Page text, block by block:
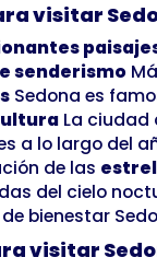
visitar
senderismo
Sedona es
La ciudad
a lo largo del
de las
del cielo
de bienestar
visitar